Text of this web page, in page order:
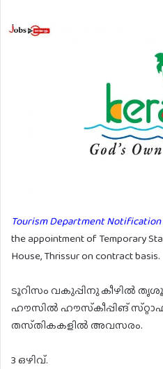
Tourism Department
the appointment of Temporary
House, Thrissur on contract basis.
ടൂറിസം വകുപ്പിനു കീഴിൽ
ഹൗസിൽ ഹൗസ്‌കീപ്പിങ്
തസ്‌തികകളിൽ അവസരം.
3 ഒഴിവ്.